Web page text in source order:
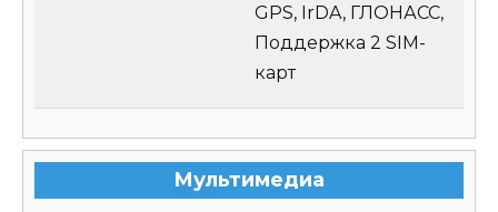
GPS, IrDA, ГЛОНАСС,
Поддержка 2 SIM-
карт
Мультимедиа